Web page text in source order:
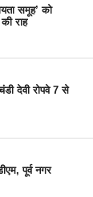
समूह’ को
राह
देवी रोपवे 7 से
पूर्व नगर